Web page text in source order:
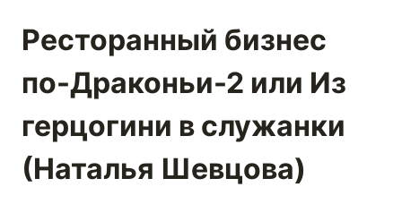
Ресторанный бизнес
по-Драконьи-2 или Из
герцогини в служанки
(Наталья Шевцова)